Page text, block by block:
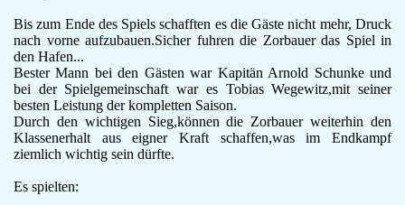
Bis zum Ende des Spiels schafften es die Gäste nicht mehr, Druck
nach vorne aufzubauen.Sicher fuhren die Zorbauer das Spiel in
den Hafen...
Bester Mann bei den Gästen war Kapitän Arnold Schunke und
bei der Spielgemeinschaft war es Tobias Wegewitz,mit seiner
besten Leistung der kompletten Saison.
Durch den wichtigen Sieg,können die Zorbauer weiterhin den
Klassenerhalt aus eigner Kraft schaffen,was im Endkampf
ziemlich wichtig sein dürfte.
Es spielten: